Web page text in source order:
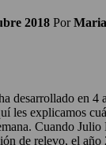
2018 Por
desarrollado en 4
les explicamos
Cuando
de relevo, el